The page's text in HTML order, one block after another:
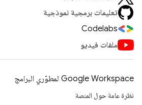
تعليمات برمجية نموذجية
Codelabs
ملفات فيديو
Google Workspace لمطوّري البرامج
نظرة عامة حول المنصة